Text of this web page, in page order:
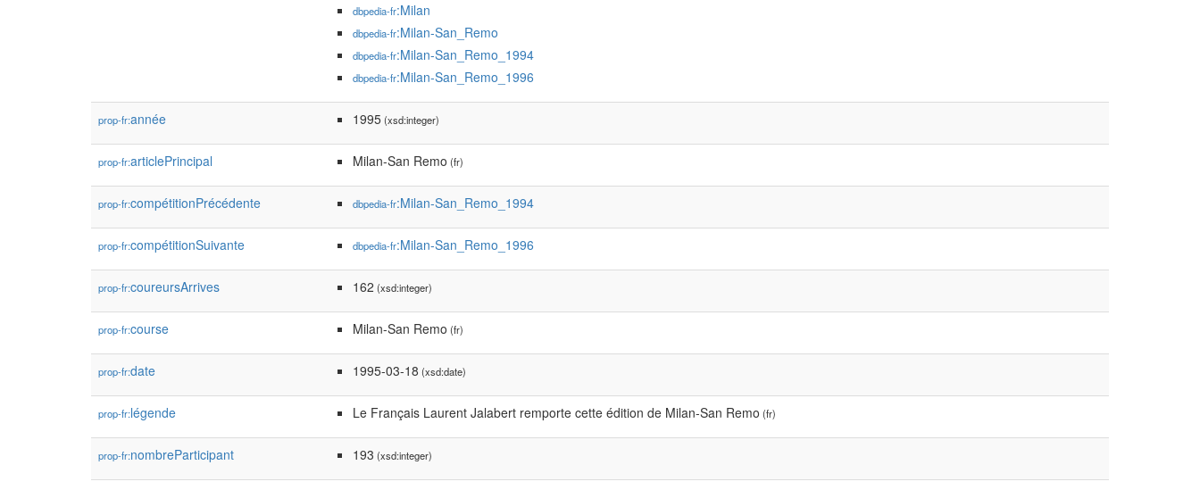
dbpedia-fr:Milan
dbpedia-fr:Milan-San_Remo
dbpedia-fr:Milan-San_Remo_1994
dbpedia-fr:Milan-San_Remo_1996
prop-fr:année 1995(xsd:integer)
prop-fr:articlePrincipal Milan-San Remo (fr)
prop-fr:compétitionPrécédente dbpedia-fr:Milan-San_Remo_1994
prop-fr:compétitionSuivante dbpedia-fr:Milan-San_Remo_1996
prop-fr:coureursArrives 162 (xsd:integer)
prop-fr:course Milan-San Remo (fr)
prop-fr:date 1995-03-18 (xsd:date)
prop-fr:légende Le Français Laurent Jalabert remporte cette édition de Milan-San Remo (fr)
prop-fr:nombreParticipant 193 (xsd:integer)